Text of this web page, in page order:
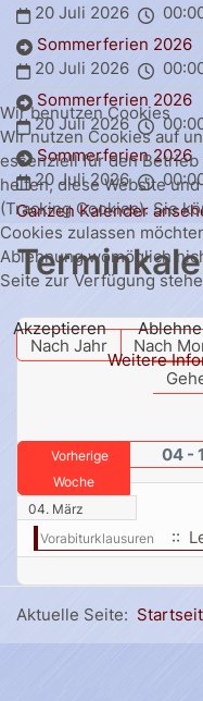
20 Juli 2026
Sommerferien 2026
20 Juli 2026
Sommerferien 2026
20 Juli 2026
Sommerferien 2026
20 Juli 2026
Ganzen Kalender
Nach Jahr Nach
Vorherige
Woche
04 -
04. März
Vorabiturklausuren
::
Aktuelle Seite:
Wir benutzen Cookies
Wir nutzen Cookies auf
essenziell für den
helfen, diese Website
(Tracking Cookies). Sie
Cookies zulassen
Ablehnung womöglich
Seite zur Verfügung
Akzeptieren
Weitere